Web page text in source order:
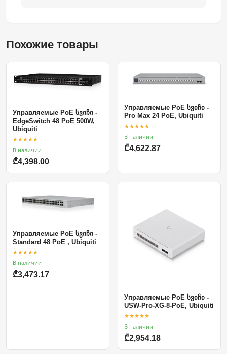
Похожие товары
Управляемые PoE სვიჩი -
EdgeSwitch 48 PoE 500W,
Ubiquiti
★★★★★
В наличии
₾4,398.00
Управляемые PoE სვიჩი -
Pro Max 24 PoE, Ubiquiti
★★★★★
В наличии
₾4,622.87
Управляемые PoE სვიჩი -
Standard 48 PoE , Ubiquiti
★★★★★
В наличии
₾3,473.17
Управляемые PoE სვიჩი -
USW-Pro-XG-8-PoE, Ubiquiti
★★★★★
В наличии
₾2,954.18